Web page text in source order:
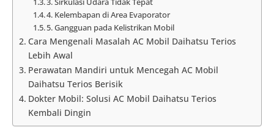
4. Kelembapan di Area Evaporator
5. Gangguan pada Kelistrikan Mobil
Cara Mengenali Masalah AC Mobil Daihatsu Terios
Lebih Awal
Perawatan Mandiri untuk Mencegah AC Mobil
Daihatsu Terios Berisik
Dokter Mobil: Solusi AC Mobil Daihatsu Terios
Kembali Dingin